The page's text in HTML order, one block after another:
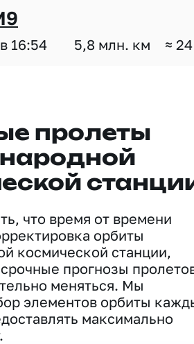
16:54 5,8 млн. км ≈
пролеты
что время от времени
орбиты
космической станции,
прогнозы
меняться. Мы
элементов орбиты
максимально